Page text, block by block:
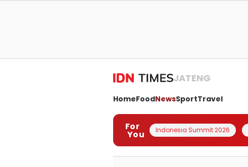
JATENG
HomeFoodNewsSportTravel
For
You Indonesia Summit 2026